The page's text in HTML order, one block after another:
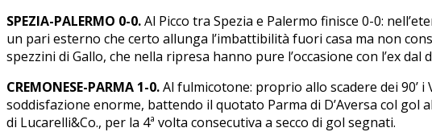
SPEZIA-PALERMO 0-0.Al Picco tra Spezia e Palermo finisce 0-0:
un pari esterno che certo allunga l’imbattibilità fuori casa ma non
spezzini di Gallo, che nella ripresa hanno pure l’occasione con l’ex
CREMONESE-PARMA 1-0.Al fulmicotone: proprio allo scadere dei 90’
soddisfazione enorme, battendo il quotato Parma di D’Aversa col gol
di Lucarelli&Co., per la 4ª volta consecutiva a secco di gol segnati.